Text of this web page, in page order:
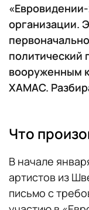
организации.
политический
вооруженным
ХАМАС.
Что
В начале
артистов из
письмо с